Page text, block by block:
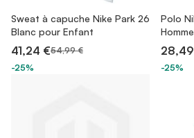
Sweat à capuche Nike Park 26
Blanc pour Enfant
41,24 €54,99 €
-25%
Polo
Homme
-25%